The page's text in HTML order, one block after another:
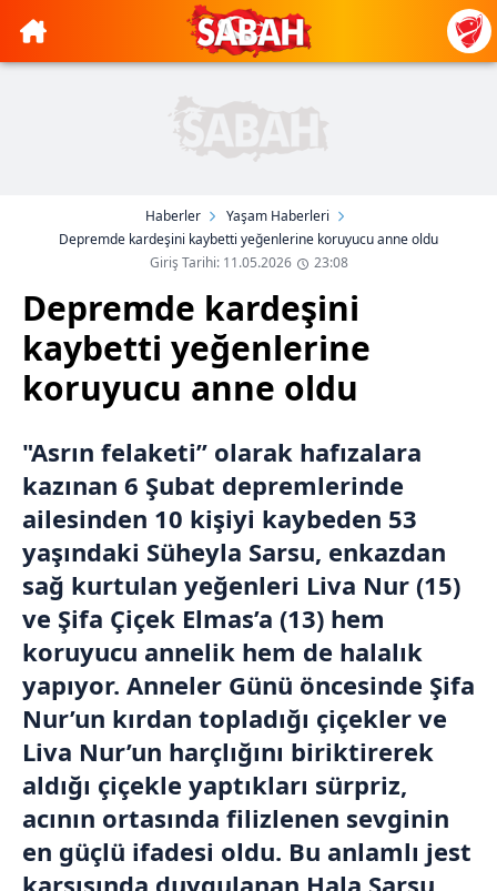
Haberler
Yaşam Haberleri
Depremde kardeşini kaybetti yeğenlerine koruyucu anne oldu
Giriş Tarihi: 11.05.2026
23:08
Depremde kardeşini
kaybetti yeğenlerine
koruyucu anne oldu
"Asrın felaketi” olarak hafızalara
kazınan 6 Şubat depremlerinde
ailesinden 10 kişiyi kaybeden 53
yaşındaki Süheyla Sarsu, enkazdan
sağ kurtulan yeğenleri Liva Nur (15)
ve Şifa Çiçek Elmas’a (13) hem
koruyucu annelik hem de halalık
yapıyor. Anneler Günü öncesinde Şifa
Nur’un kırdan topladığı çiçekler ve
Liva Nur’un harçlığını biriktirerek
aldığı çiçekle yaptıkları sürpriz,
acının ortasında filizlenen sevginin
en güçlü ifadesi oldu. Bu anlamlı jest
karşısında duygulanan Hala Sarsu,